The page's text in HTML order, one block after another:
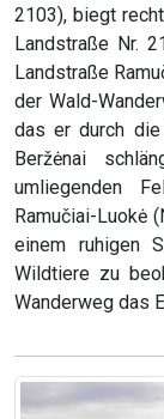
2103), biegt
Landstraße Nr.
Landstraße
der Wald-
das er durch
Beržėnai
umliegenden
Ramučiai-Luokė
einem ruhigen
Wildtiere zu
Wanderweg das